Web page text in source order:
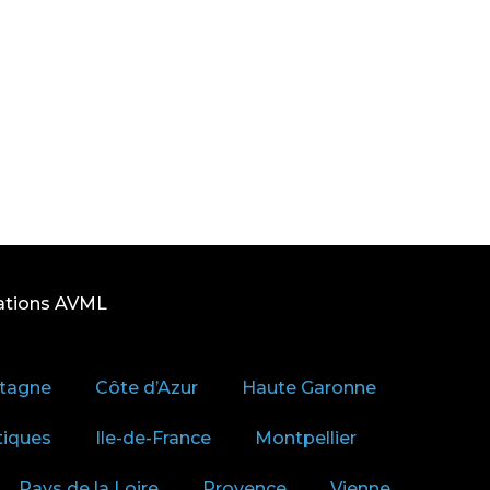
AVML
Côte d’Azur Haute Garonne
Ile-de-France Montpellier